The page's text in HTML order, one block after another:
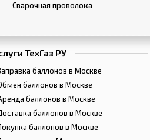
Сварочная проволока
ТехГаз РУ
баллонов в Москве
баллонов в Москве
баллонов в Москве
баллонов в Москве
баллонов в Москве